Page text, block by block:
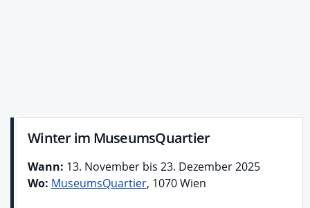
Winter im MuseumsQuartier
Wann: 13. November bis 23. Dezember 2025
Wo: MuseumsQuartier, 1070 Wien